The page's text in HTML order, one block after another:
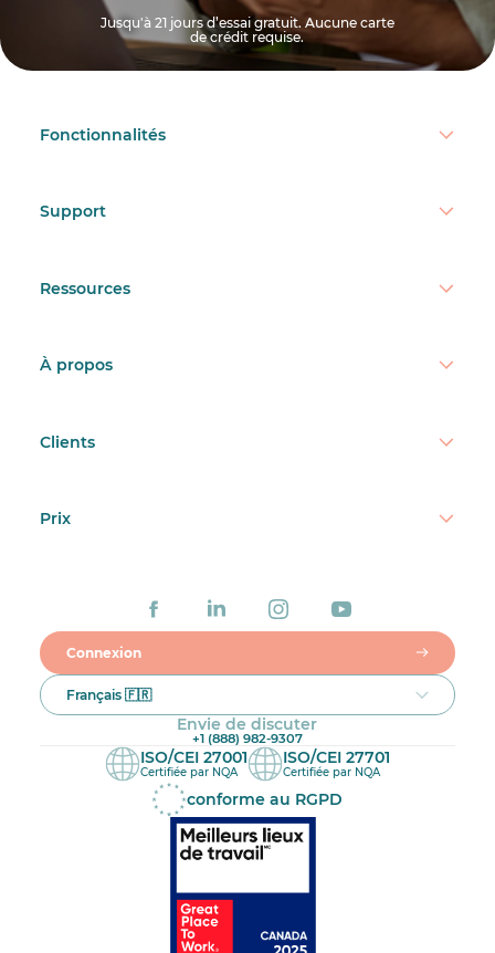
Jusqu'à 21 jours d’essai gratuit. Aucune carte
de crédit requise.
Fonctionnalités
Support
Ressources
À propos
Clients
Prix
Connexion
Français 🇫🇷
Envie de discuter
+1 (888) 982-9307
ISO/CEI 27001
Certifiée par NQA
ISO/CEI 27701
Certifiée par NQA
conforme au RGPD